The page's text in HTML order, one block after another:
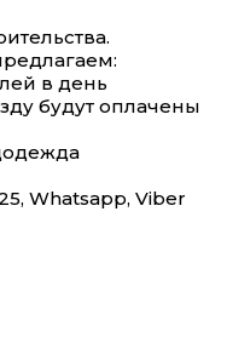
в день
будут оплачены
Whatsapp, Viber